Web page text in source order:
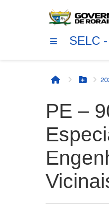
SELC
Início Botão
PE –